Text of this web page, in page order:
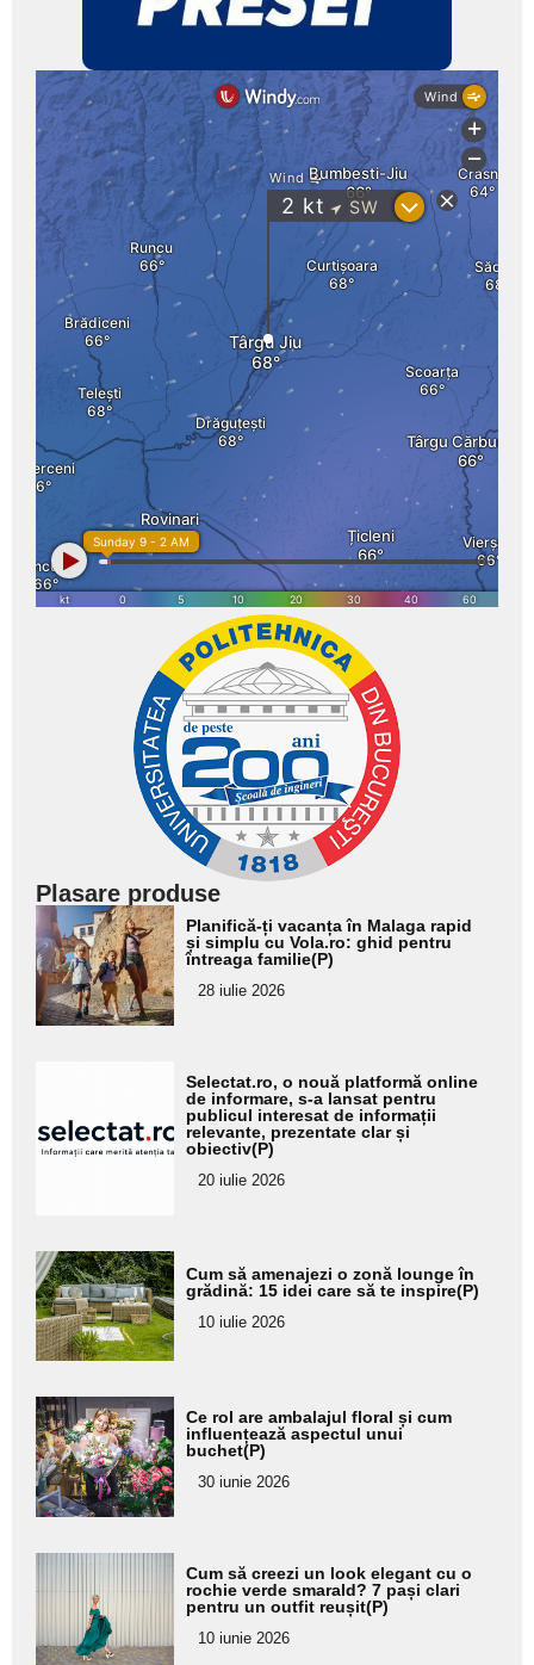
Plasare produse
Adaugă
aici textul
pentru
subtitlu
Planifică-ți vacanța în Malaga rapid
și simplu cu Vola.ro: ghid pentru
întreaga familie(P)
28 iulie 2026
pentru
subtitlu
Selectat.ro, o nouă platformă online
de informare, s-a lansat pentru
publicul interesat de informații
relevante, prezentate clar și
obiectiv(P)
20 iulie 2026
Adaugă
aici textul
pentru
subtitlu
Cum să amenajezi o zonă lounge în
grădină: 15 idei care să te inspire(P)
10 iulie 2026
Adaugă
aici textul
pentru
subtitlu
Ce rol are ambalajul floral și cum
influențează aspectul unui
buchet(P)
30 iunie 2026
Adaugă
aici textul
pentru
subtitlu
Cum să creezi un look elegant cu o
rochie verde smarald? 7 pași clari
pentru un outfit reușit(P)
10 iunie 2026